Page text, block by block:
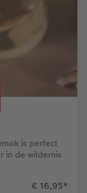
is perfect
in de wildernis
€ 16,95*